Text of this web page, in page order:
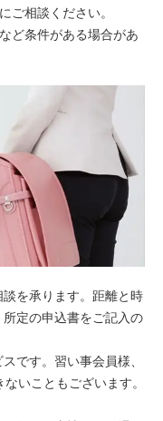
ご相談ください。
ど条件がある場合があ
を承ります。距離と時
定の申込書をご記入の
です。習い事会員様、
いこともございます。